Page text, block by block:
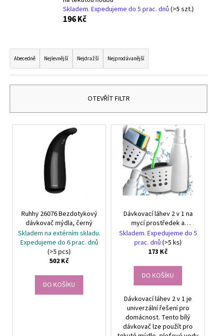
Skladem. Expedujeme do 5 prac. dnů (>5 szt.)
196 Kč
Ř
a
z
e
í
p
Abecedně Nejlevnější Nejdražší Nejprodávanější
OTEVŘÍT FILTR
V
Ruhhy 26076 Bezdotykový
dávkovač mýdla, černý
Skladem na extérním skladu.
Expedujeme do 6 prac. dnů
(>5 pcs)
502 Kč
DO KOŠÍKU
Dávkovací láhev 2 v 1 na
mycí prostředek a
houbičku, bílá, plast, 16x21
cm
Skladem. Expedujeme do 5
prac. dnů (>5 ks)
173 Kč
DO KOŠÍKU
Dávkovací láhev 2 v 1 je
univerzální řešení pro
domácnost. Tento bílý
dávkovač lze použít pro
r
u
č
m
e
TYRKYSOVÝ
NÁRAMEK
KAMENY
427